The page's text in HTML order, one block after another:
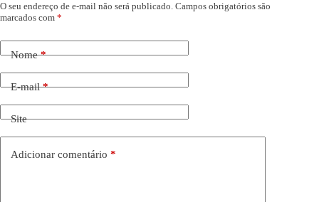
O seu endereço de e-mail não será publicado. Campos obrigatórios são
marcados com *
Nome*
E-mail*
Site
Adicionar comentário *